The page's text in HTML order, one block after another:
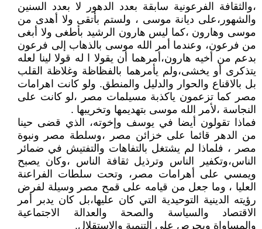
،والثقافة الفرعونية سابقة بعدد الدهور لا بعدد السنين
والشهور،على ديانة موسى ، ولستم بأتقى ولا أهدى من
موسى وهارون ،كما ليس هارون الرشيد بأطغى ولا أبغى
من فرعون، وعندما أمر الله موسى بالذهاب إلى فرعون
بدعم من أخيه هارون،أمرهما أن يقولا ا له قولا لينا لعله
يتذكرى أو يخشى،ولم يأمرهما بالفظاظة وغلاظة القلب
بل بالاقناع والحوار والدليل والمنطق. ولو كانت اهرامات
مصر كما تزعمون ياكذبة مسيلمات مصر ،لو كانت على
النجاسة ،لأمر الله موسى بتهديمها وتخريبها .
فماذا تقولون أيضا في يوسف وإخوته، الذي قضى حينا
من الدهر قائما على خزائن مصر ،وسلطة مصر ونبوة
مصر ، فلماذا لم يشتغل بالتفاهات والتفتيش في ضمائر
الناس،وتكفير الناس وترذيل ثقافة الناس ،وكان يصبح
ويمسي على أهرامات مصر، وتحت سلطات الفراعنة
العليا ، وما جعل من قيامه على قمح مصر وسيلة لفرض
رؤيته الدينية التوحيدية التي كان عليها،بل كان يدبر أمر
الاقتصاد والسياسة والصحة والعدالة الاجتماعية
والمساواة ويحرص على التنمية والاستقلال.